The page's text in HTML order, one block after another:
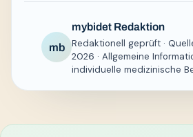
mb
mybidet Redaktion
Redaktionell geprüft ·
2026 · Allgemeine
individuelle medizinische